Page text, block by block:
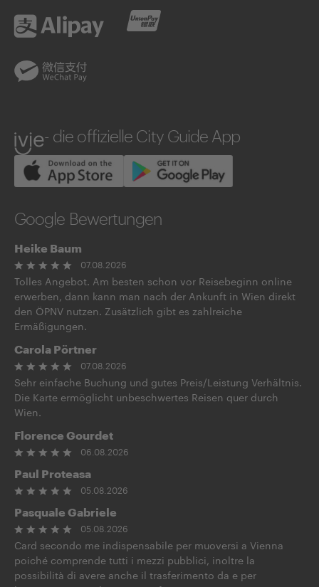
ivie - die offizielle City Guide App
Google Bewertungen
Heike Baum
07.08.2026
Tolles Angebot. Am besten schon vor Reisebeginn online
erwerben, dann kann man nach der Ankunft in Wien direkt
den ÖPNV nutzen. Zusätzlich gibt es zahlreiche
Ermäßigungen.
Carola Pörtner
07.08.2026
Sehr einfache Buchung und gutes Preis/Leistung Verhältnis.
Die Karte ermöglicht unbeschwertes Reisen quer durch
Wien.
Florence Gourdet
06.08.2026
Paul Proteasa
05.08.2026
Pasquale Gabriele
05.08.2026
Card secondo me indispensabile per muoversi a Vienna
poiché comprende tutti i mezzi pubblici, inoltre la
possibilità di avere anche il trasferimento da e per
Alipay